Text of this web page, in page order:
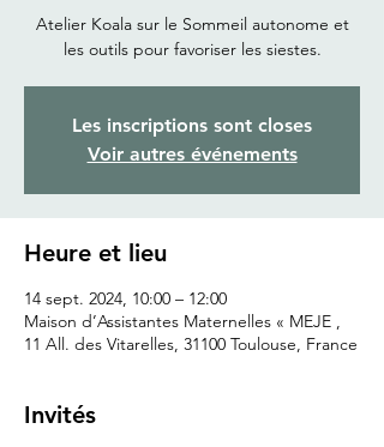
Atelier Koala sur le Sommeil autonome et
les outils pour favoriser les siestes.
Les inscriptions sont closes
Voir autres événements
Heure et lieu
14 sept. 2024, 10:00 – 12:00
Maison d’Assistantes Maternelles « MEJE ,
11 All. des Vitarelles, 31100 Toulouse, France
Invités